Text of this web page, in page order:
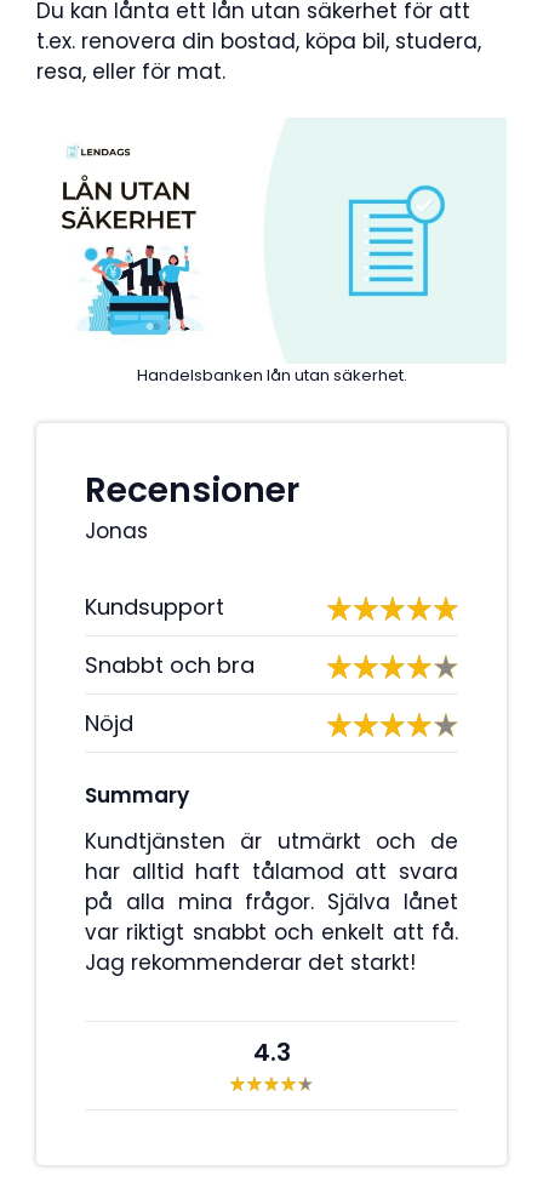
Du kan lånta ett lån utan säkerhet för att
t.ex. renovera din bostad, köpa bil, studera,
resa, eller för mat.
Handelsbanken lån utan säkerhet.
Recensioner
Jonas
Kundsupport
Snabbt och bra
Nöjd
Summary
Kundtjänsten är utmärkt och de
har alltid haft tålamod att svara
på alla mina frågor. Själva lånet
var riktigt snabbt och enkelt att få.
Jag rekommenderar det starkt!
4.3